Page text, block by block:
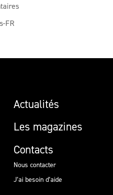
FR
Actualités
Les magazines
Contacts
Nous contacter
J’ai besoin d’aide